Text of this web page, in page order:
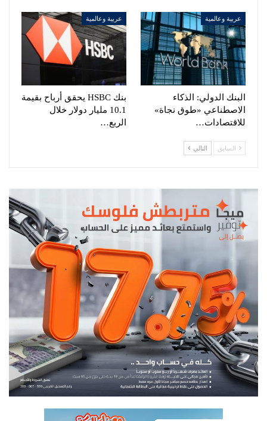
عربية وعالمية
البنك الدولي: الذكاء
الاصطناعي «طوق نجاة»
للاقتصادات…
عربية وعالمية
بنك HSBC يحقق أرباح بقيمة
10.1 مليار دولار خلال
الربع…
السابق التالي